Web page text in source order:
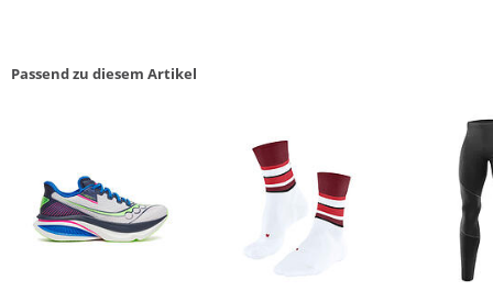
Passend zu diesem Artikel